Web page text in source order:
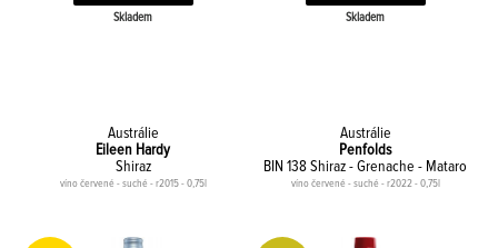
Skladem Skladem
Austrálie
Eileen Hardy
Shiraz
víno červené - suché - r2015 - 0,75l
Austrálie
Penfolds
BIN 138 Shiraz - Grenache - Mataro
víno červené - suché - r2022 - 0,75l